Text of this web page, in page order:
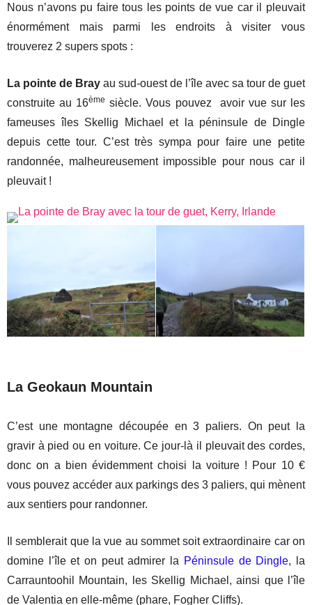
Nous n’avons pu faire tous les points de vue car il pleuvait
énormément mais parmi les endroits à visiter vous
trouverez 2 supers spots :
La pointe de Bray au sud-ouest de l’île avec sa tour de guet
construite au 16ème siècle. Vous pouvez avoir vue sur les
fameuses îles Skellig Michael et la péninsule de Dingle
depuis cette tour. C’est très sympa pour faire une petite
randonnée, malheureusement impossible pour nous car il
pleuvait !
La Geokaun Mountain
C’est une montagne découpée en 3 paliers. On peut la
gravir à pied ou en voiture. Ce jour-là il pleuvait des cordes,
donc on a bien évidemment choisi la voiture ! Pour 10 €
vous pouvez accéder aux parkings des 3 paliers, qui mènent
aux sentiers pour randonner.
Il semblerait que la vue au sommet soit extraordinaire car on
domine l’île et on peut admirer la Péninsule de Dingle, la
Carrauntoohil Mountain, les Skellig Michael, ainsi que l’île
de Valentia en elle-même (phare, Fogher Cliffs).